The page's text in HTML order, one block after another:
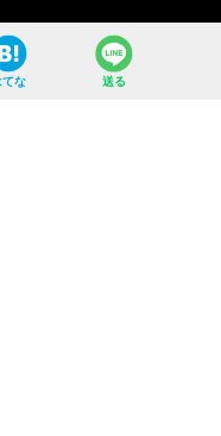
てな 送る